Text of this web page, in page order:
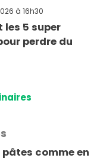
à 16h30
les 5 super
perdre du
comme en